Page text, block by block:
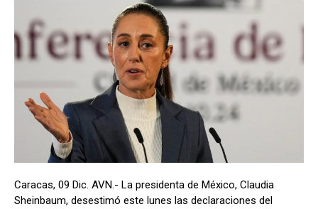
Caracas, 09 Dic. AVN.- La presidenta de México, Claudia
Sheinbaum, desestimó este lunes las declaraciones del